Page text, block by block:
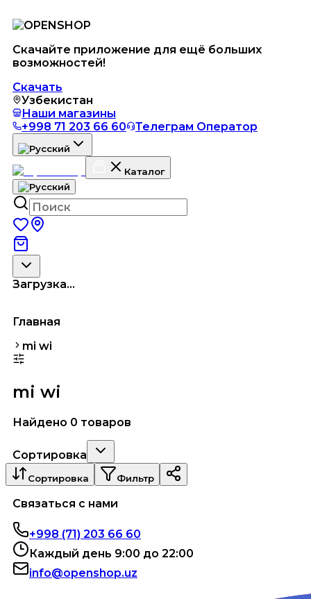
Скачайте приложение для ещё больших
возможностей!
Скачать
Узбекистан
Наши магазины
+998 71 203 66 60
Телеграм Оператор
Каталог
Загрузка...
Главная
mi wi
mi wi
Найдено 0 товаров
Сортировка
Сортировка Фильтр
Связаться с нами
+998 (71) 203 66 60
Каждый день 9:00 до 22:00
info@openshop.uz